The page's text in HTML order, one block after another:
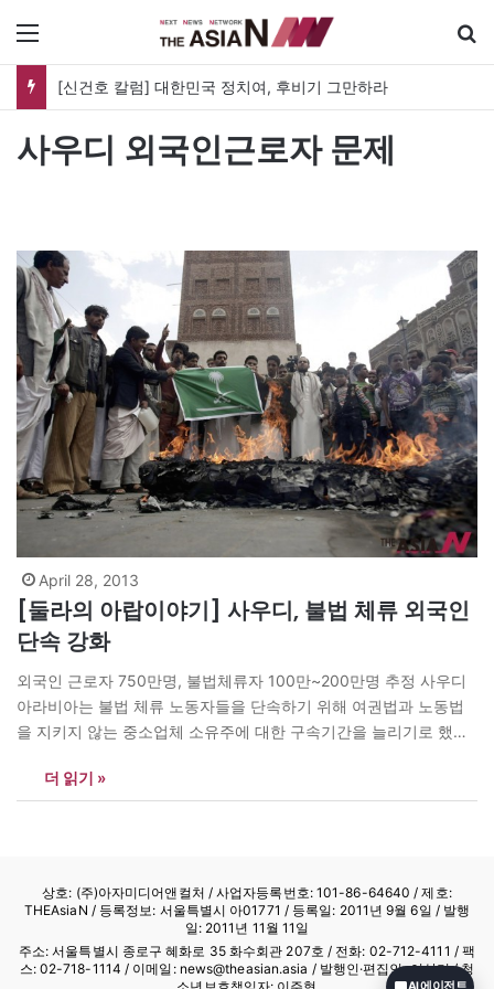
[신건호 칼럼] 대한민국 정치여, 후비기 그만하라
사우디 외국인근로자 문제
April 28, 2013
[둘라의 아랍이야기] 사우디, 불법 체류 외국인
단속 강화
외국인 근로자 750만명, 불법체류자 100만~200만명 추정 사우디
아라비아는 불법 체류 노동자들을 단속하기 위해 여권법과 노동법
을 지키지 않는 중소업체 소유주에 대한 구속기간을 늘리기로 했
는 등 새로운 단계를 추가 적용할 방침이다. 아딜 알 파키흐 노동부
장관은 최근 MBC(사우디 방송) 방송과의 인터뷰에서 “사우디에는
더 읽기 »
상호: (주)아자미디어앤컬처 /사업자등록번호: 101-86-64640 / 제호:
THEAsiaN / 등록정보: 서울특별시 아01771 / 등록일: 2011년 9월 6일 / 발행
일: 2011년 11월 11일
주소: 서울특별시 종로구 혜화로 35 화수회관 207호 / 전화: 02-712-4111 / 팩
스: 02-718-1114 / 이메일: news@theasian.asia / 발행인·편집인: 이상기 / 청